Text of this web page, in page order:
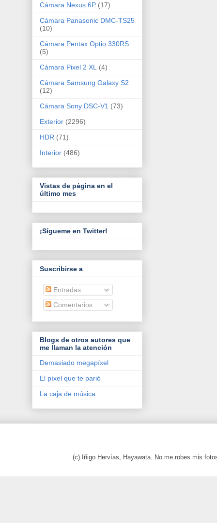
Cámara Nexus 6P (17)
Cámara Panasonic DMC-TS25
(10)
Cámara Pentax Optio 330RS
(5)
Cámara Pixel 2 XL
(4)
Cámara Samsung Galaxy S2
(12)
Cámara Sony DSC-V1 (73)
Exterior (2296)
HDR (71)
Interior (486)
Vistas de página en el
último mes
¡Sígueme en Twitter!
Suscribirse a
Entradas
Comentarios
Blogs de otros autores que
me llaman la atención
Demasiado megapíxel
El píxel que te parió
La caja de música
(c) Iñigo Hervías, Hayawata. No me robes mis